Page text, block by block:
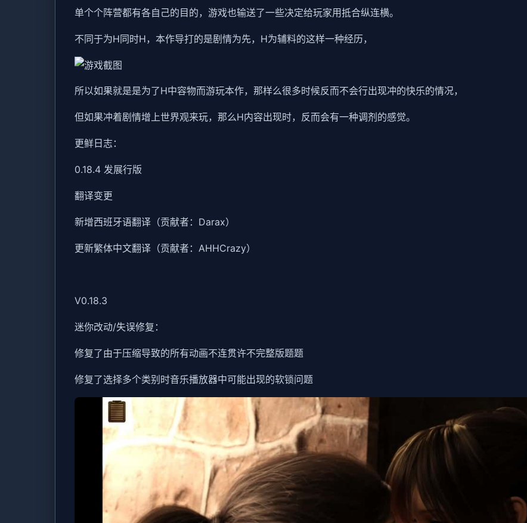
单个个阵营都有各自己的目的，游戏也输送了一些决定给玩家用抵合纵连横。
不同于为H同时H，本作导打的是剧情为先，H为辅料的这样一种经历，
所以如果就是是为了H中容物而游玩本作，那样么很多时候反而不会行出现冲的快乐的情况，
但如果冲着剧情增上世界观来玩，那么H内容出现时，反而会有一种调剂的感觉。
更鲜日志：
0.18.4 发展行版
翻译变更
新增西班牙语翻译（贡献者：Darax）
更新繁体中文翻译（贡献者：AHHCrazy）
V0.18.3
迷你改动/失误修复：
修复了由于压缩导致的所有动画不连贯许不完整版题题
修复了选择多个类别时音乐播放器中可能出现的软锁问题